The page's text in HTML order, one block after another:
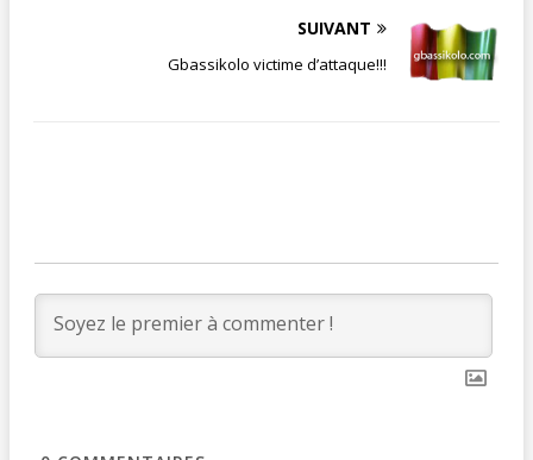
SUIVANT
Gbassikolo victime d’attaque!!!